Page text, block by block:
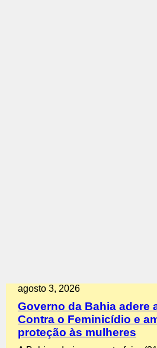
agosto 3, 2026
Governo da Bahia adere
Contra o Feminicídio e
proteção às mulheres